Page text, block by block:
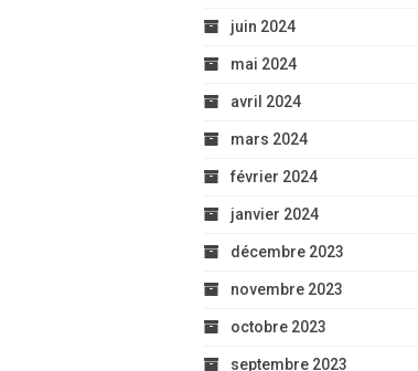
juin 2024
mai 2024
avril 2024
mars 2024
février 2024
janvier 2024
décembre 2023
novembre 2023
octobre 2023
septembre 2023